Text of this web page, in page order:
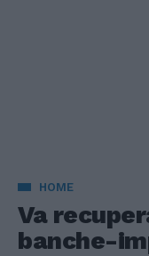
HOME
Va
banche-